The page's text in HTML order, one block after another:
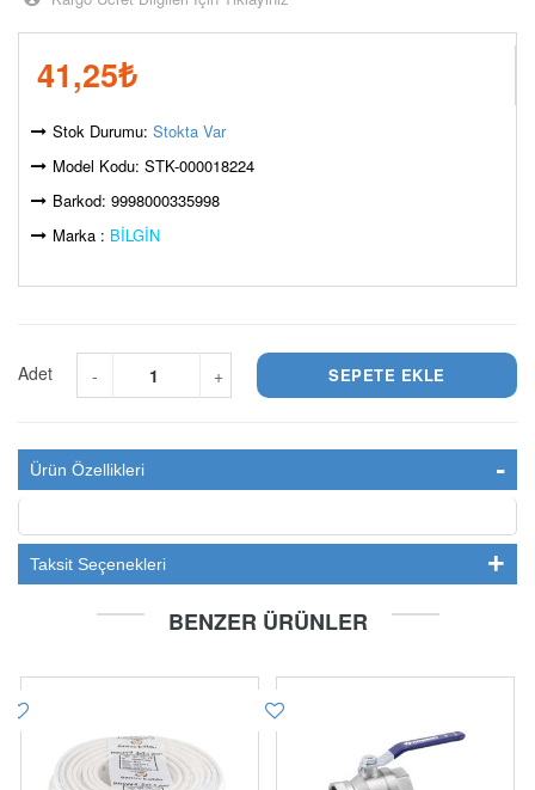
41,25₺
Stok Durumu: Stokta Var
Model Kodu: STK-000018224
Barkod: 9998000335998
Marka : BİLGİN
Adet +
-
Ürün Özellikleri
Taksit Seçenekleri
BENZER ÜRÜNLER